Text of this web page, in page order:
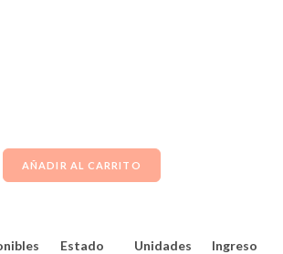
AÑADIR AL CARRITO
Estado
Unidades
Ingreso